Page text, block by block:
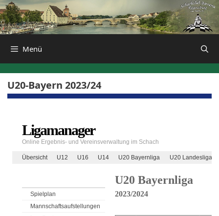
Zum
Inhalt
springen
Menü
U20-Bayern 2023/24